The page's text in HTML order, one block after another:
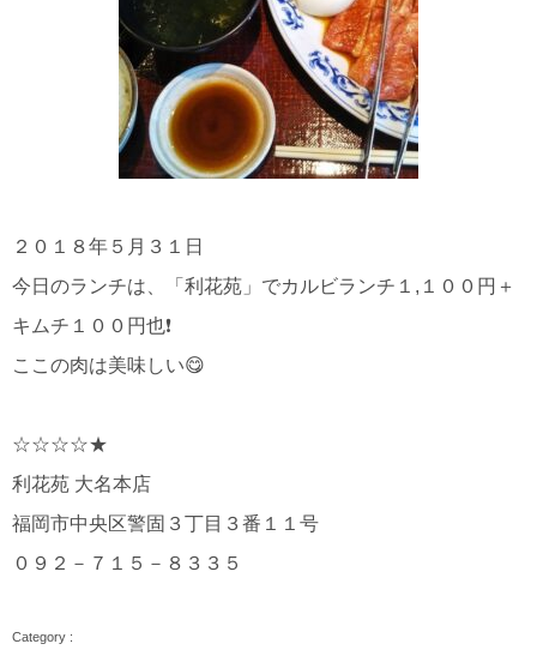
２０１８年５月３１日
今日のランチは、「利花苑」でカルビランチ１,１００円＋
キムチ１００円也❗
ここの肉は美味しい😋
☆☆☆☆★
利花苑 大名本店
福岡市中央区警固３丁目３番１１号
０９２－７１５－８３３５